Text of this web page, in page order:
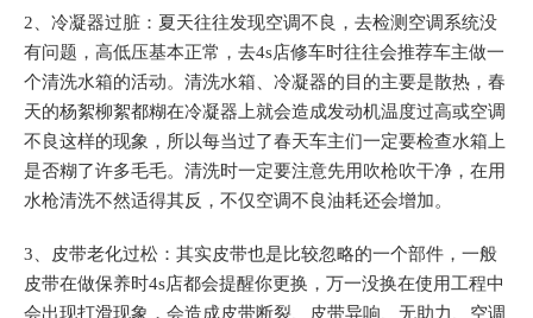
2、冷凝器过脏：夏天往往发现空调不良，去检测空调系统没
有问题，高低压基本正常，去4s店修车时往往会推荐车主做一
个清洗水箱的活动。清洗水箱、冷凝器的目的主要是散热，春
天的杨絮柳絮都糊在冷凝器上就会造成发动机温度过高或空调
不良这样的现象，所以每当过了春天车主们一定要检查水箱上
是否糊了许多毛毛。清洗时一定要注意先用吹枪吹干净，在用
水枪清洗不然适得其反，不仅空调不良油耗还会增加。
3、皮带老化过松：其实皮带也是比较忽略的一个部件，一般
皮带在做保养时4s店都会提醒你更换，万一没换在使用工程中
会出现打滑现象，会造成皮带断裂、皮带异响、无助力、空调